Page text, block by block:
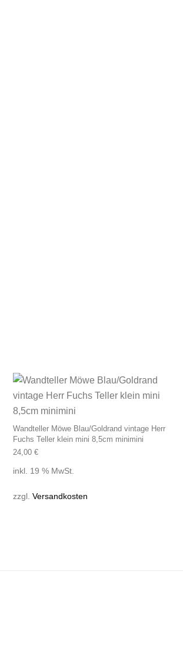
Wandteller Möwe Blau/Goldrand vintage Herr
Fuchs Teller klein mini 8,5cm minimini
24,00 €
inkl. 19 % MwSt.
zzgl. Versandkosten